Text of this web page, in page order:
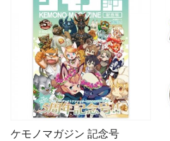
ケモノマガジン 記念号